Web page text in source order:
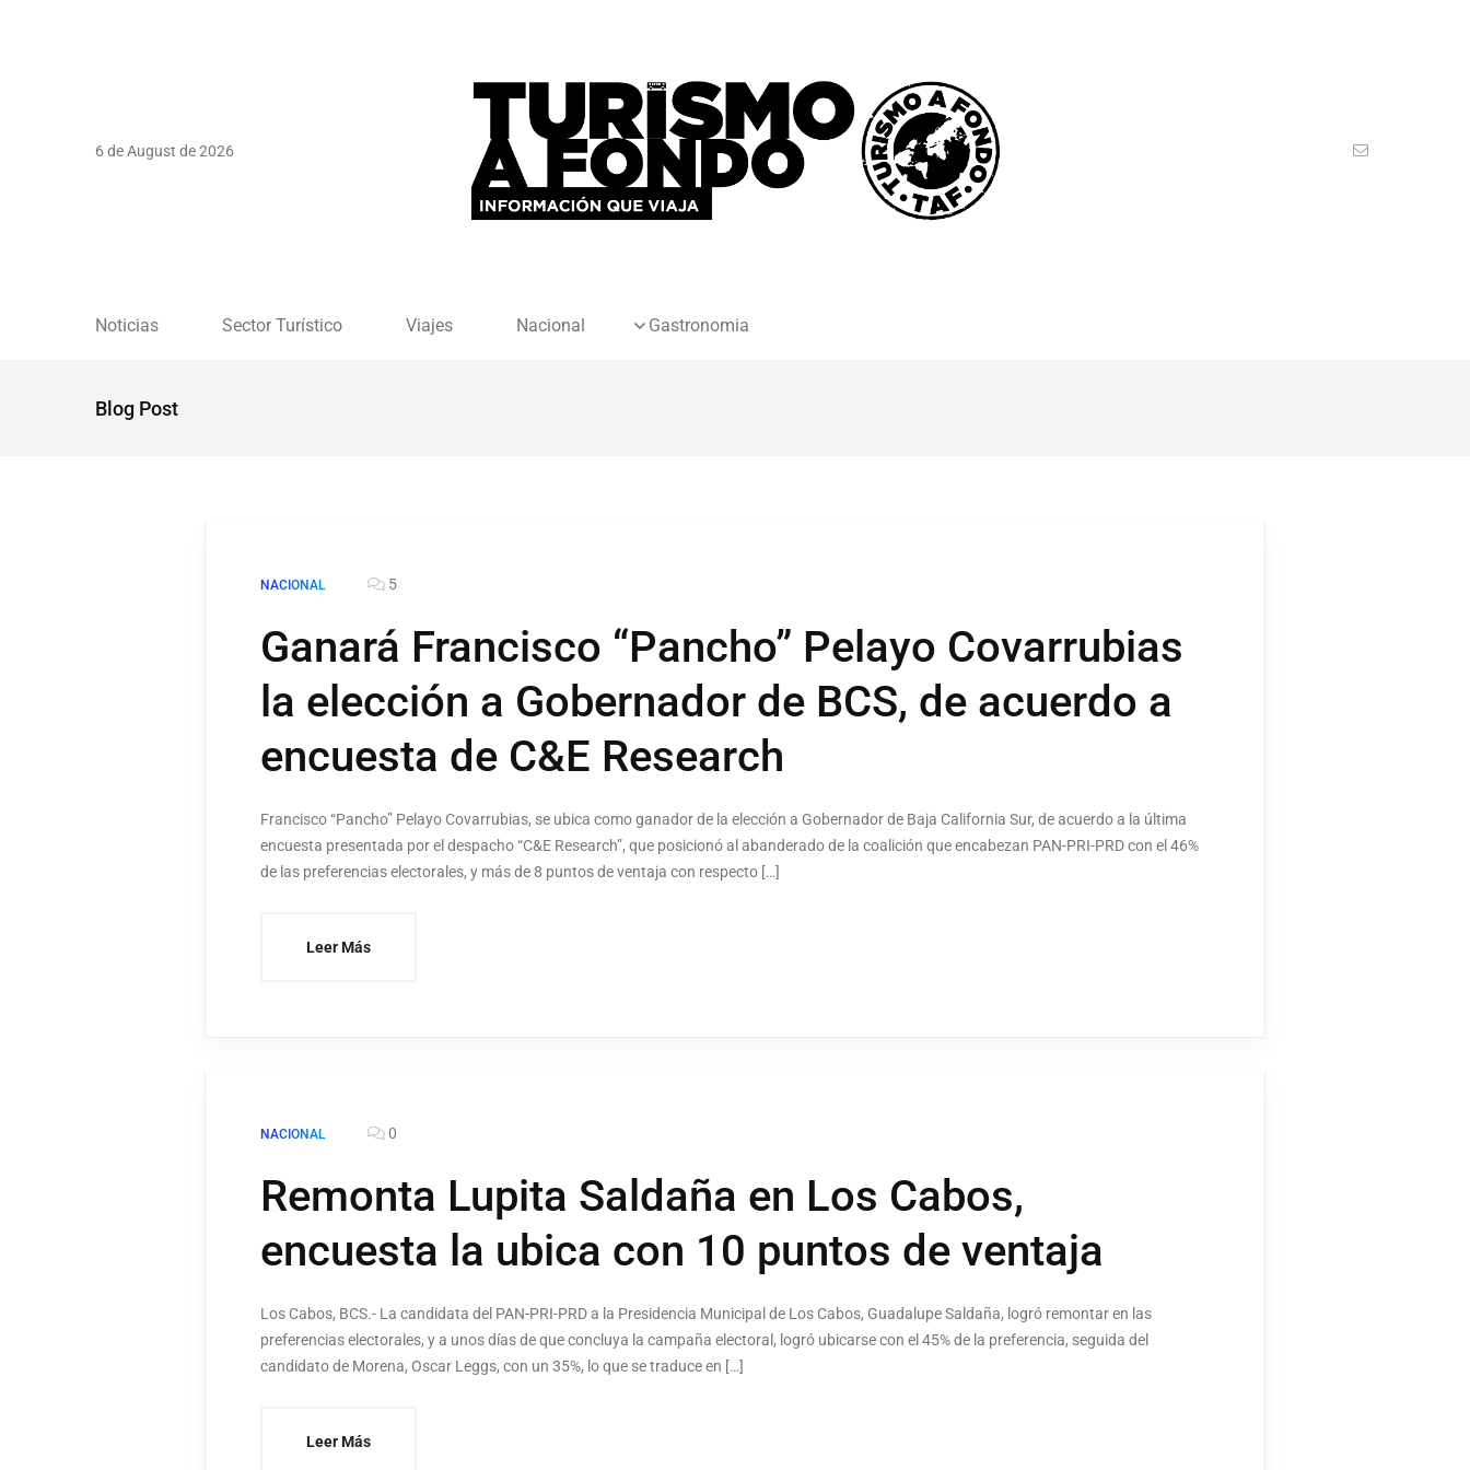
6 de August de 2026
Noticias Sector Turístico Viajes Nacional Gastronomia
Blog Post
NACIONAL 5
Ganará Francisco “Pancho” Pelayo Covarrubias
la elección a Gobernador de BCS, de acuerdo a
encuesta de C&E Research
Francisco “Pancho” Pelayo Covarrubias, se ubica como ganador de la elección a Gobernador de Baja California Sur, de acuerdo a la última
encuesta presentada por el despacho “C&E Research”, que posicionó al abanderado de la coalición que encabezan PAN-PRI-PRD con el 46%
de las preferencias electorales, y más de 8 puntos de ventaja con respecto […]
Leer Más
NACIONAL 0
Remonta Lupita Saldaña en Los Cabos,
encuesta la ubica con 10 puntos de ventaja
Los Cabos, BCS.- La candidata del PAN-PRI-PRD a la Presidencia Municipal de Los Cabos, Guadalupe Saldaña, logró remontar en las
preferencias electorales, y a unos días de que concluya la campaña electoral, logró ubicarse con el 45% de la preferencia, seguida del
candidato de Morena, Oscar Leggs, con un 35%, lo que se traduce en […]
Leer Más